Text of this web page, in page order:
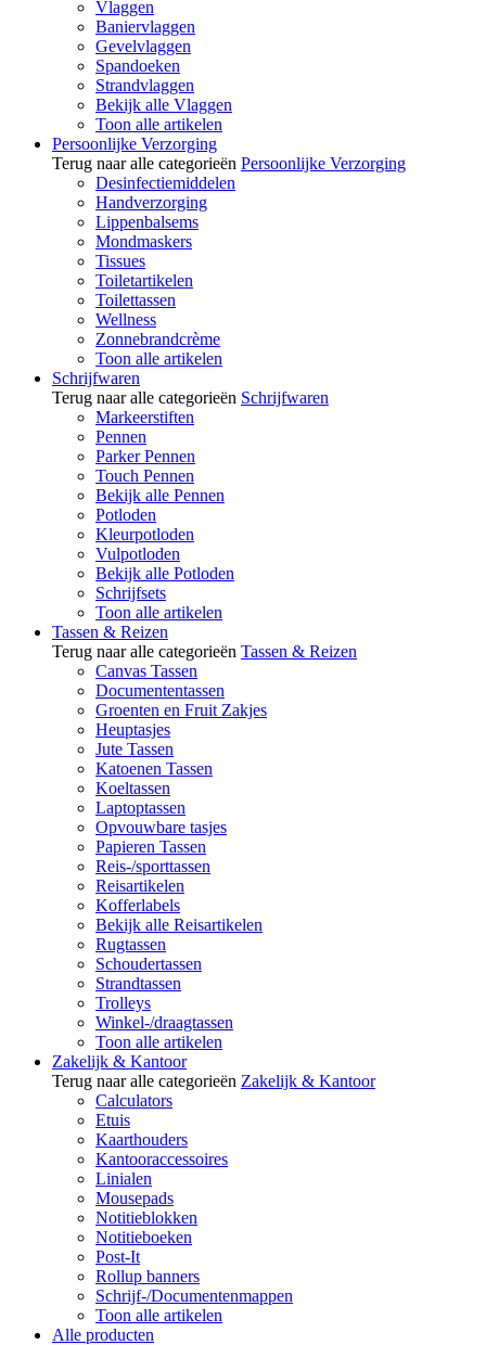
Vlaggen
Baniervlaggen
Gevelvlaggen
Spandoeken
Strandvlaggen
Bekijk alle Vlaggen
Toon alle artikelen
Persoonlijke Verzorging
Terug naar alle categorieën Persoonlijke Verzorging
Desinfectiemiddelen
Handverzorging
Lippenbalsems
Mondmaskers
Tissues
Toiletartikelen
Toilettassen
Wellness
Zonnebrandcrème
Toon alle artikelen
Schrijfwaren
Terug naar alle categorieën Schrijfwaren
Markeerstiften
Pennen
Parker Pennen
Touch Pennen
Bekijk alle Pennen
Potloden
Kleurpotloden
Vulpotloden
Bekijk alle Potloden
Schrijfsets
Toon alle artikelen
Tassen & Reizen
Terug naar alle categorieën Tassen & Reizen
Canvas Tassen
Documententassen
Groenten en Fruit Zakjes
Heuptasjes
Jute Tassen
Katoenen Tassen
Koeltassen
Laptoptassen
Opvouwbare tasjes
Papieren Tassen
Reis-/sporttassen
Reisartikelen
Kofferlabels
Bekijk alle Reisartikelen
Rugtassen
Schoudertassen
Strandtassen
Trolleys
Winkel-/draagtassen
Toon alle artikelen
Zakelijk & Kantoor
Terug naar alle categorieën Zakelijk & Kantoor
Calculators
Etuis
Kaarthouders
Kantooraccessoires
Linialen
Mousepads
Notitieblokken
Notitieboeken
Post-It
Rollup banners
Schrijf-/Documentenmappen
Toon alle artikelen
Alle producten